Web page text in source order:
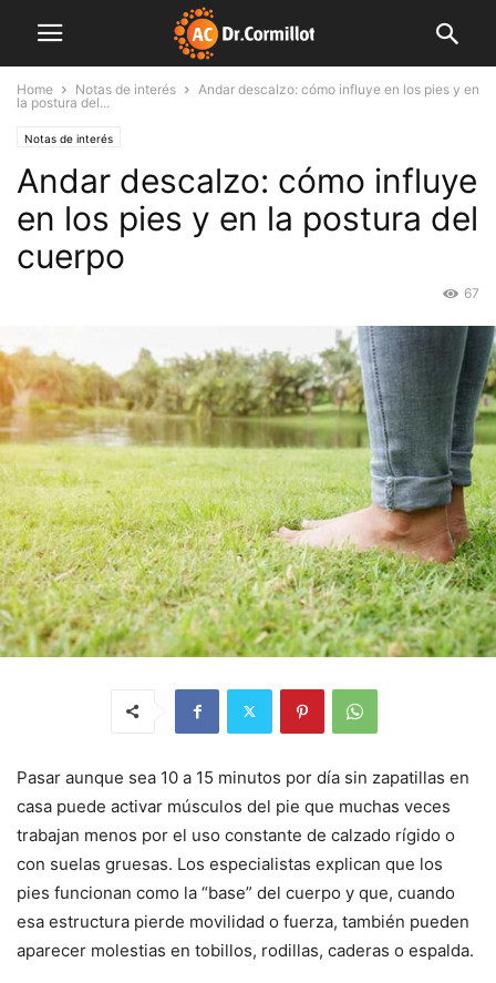
Home Notas de interés
Andar descalzo: cómo influye en los pies y en
la postura del...
Notas de interés
Andar descalzo: cómo influye
en los pies y en la postura del
cuerpo
67
Pasar aunque sea 10 a 15 minutos por día sin zapatillas en
casa puede activar músculos del pie que muchas veces
trabajan menos por el uso constante de calzado rígido o
con suelas gruesas. Los especialistas explican que los
pies funcionan como la “base” del cuerpo y que, cuando
esa estructura pierde movilidad o fuerza, también pueden
aparecer molestias en tobillos, rodillas, caderas o espalda.